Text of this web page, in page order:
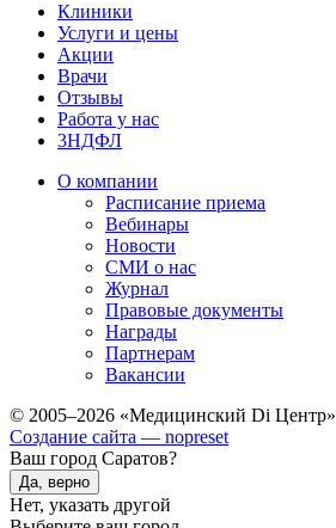
Клиники
Услуги и цены
Акции
Врачи
Отзывы
Работа у нас
3НДФЛ
О компании
Расписание приема
Вебинары
Новости
СМИ о нас
Журнал
Правовые документы
Награды
Партнерам
Вакансии
© 2005–2026 «Медицинский Di Центр»
Создание сайта — nopreset
Ваш город Саратов?
Да, верно
Нет, указать другой